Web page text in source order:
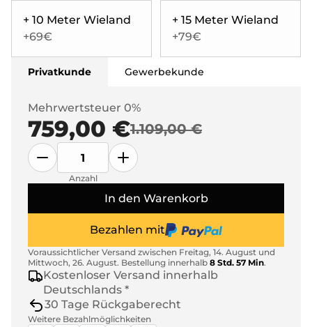
+ 10 Meter Wieland
+69€
+ 15 Meter Wieland
+79€
Privatkunde Gewerbekunde
Mehrwertsteuer 0%
759,00 €1.109,00 €
Anzahl
In den Warenkorb
Bezahlen mit
Voraussichtlicher Versand zwischen Freitag, 14. August und
Mittwoch, 26. August. Bestellung innerhalb 8 Std. 57 Min.
Kostenloser Versand innerhalb
Deutschlands *
30 Tage Rückgaberecht
Weitere Bezahlmöglichkeiten